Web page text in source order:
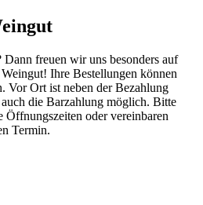
Dann freuen wir uns besonders auf
Ihre Bestellungen können
Vor Ort ist neben der Bezahlung
die Barzahlung möglich. Bitte
Öffnungszeiten oder vereinbaren
Termin.